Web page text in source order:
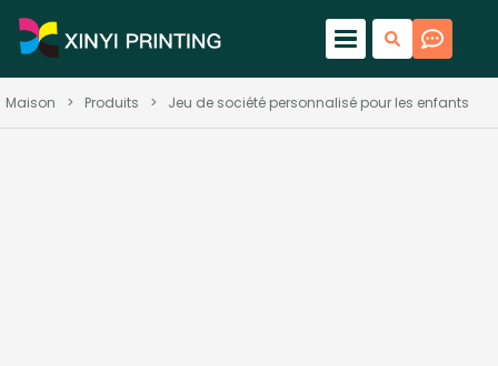
Maison > Produits > Jeu de société personnalisé pour les enfants